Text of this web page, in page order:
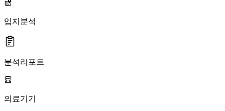
입지분석
분석리포트
의료기기